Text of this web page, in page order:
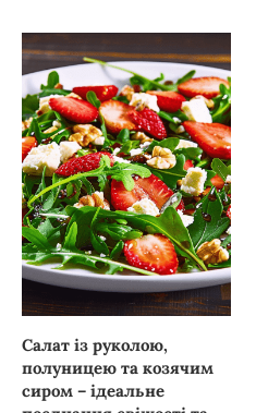
Салат із руколою,
полуницею та козячим
сиром – ідеальне